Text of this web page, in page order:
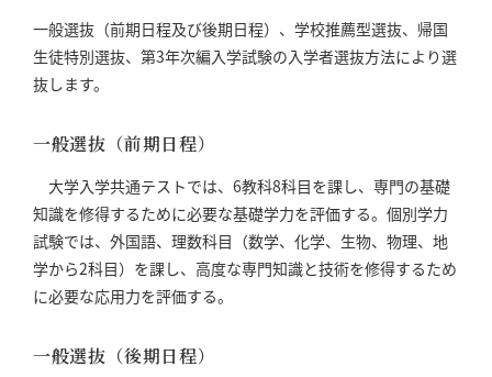
一般選抜（前期日程及び後期日程）、学校推薦型選抜、帰国
生徒特別選抜、第3年次編入学試験の入学者選抜方法により選
抜します。
一般選抜（前期日程）
大学入学共通テストでは、6教科8科目を課し、専門の基礎
知識を修得するために必要な基礎学力を評価する。個別学力
試験では、外国語、理数科目（数学、化学、生物、物理、地
学から2科目）を課し、高度な専門知識と技術を修得するため
に必要な応用力を評価する。
一般選抜（後期日程）